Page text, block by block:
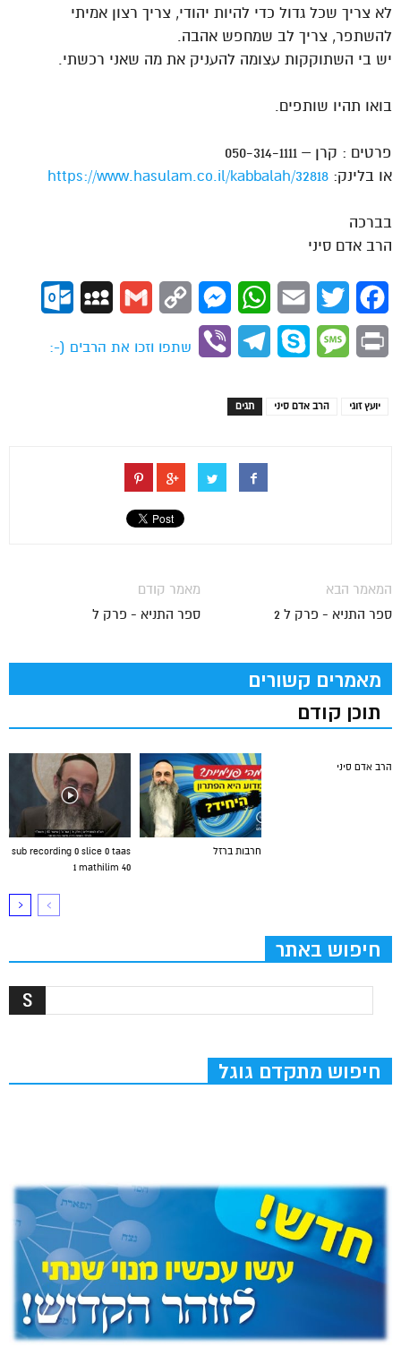
לא צריך שכל גדול כדי להיות יהודי, צריך רצון אמיתי
להשתפר, צריך לב שמחפש אהבה.
יש בי השתוקקות עצומה להעניק את מה שאני רכשתי.
בואו תהיו שותפים.
פרטים : קרן – 050-314-1111
או בלינק: https://www.hasulam.co.il/kabbalah/32818
בברכה
הרב אדם סיני
Facebook
Twitter
Email
WhatsApp
Messenger
Copy
Gmail
MySpace
Print
Message
Skype
Telegram
Viber
שתפו וזכו את הרבים (-:
תגים הרב אדם סיני יועץ זוגי
מאמר קודם
ספר התניא - פרק ל
המאמר הבא
ספר התניא - פרק ל 2
מאמרים קשורים
תוכן קודם
sub recording 0 slice 0 taas
1 mathilim 40
חרבות ברזל
הרב אדם סיני
חיפוש באתר
חיפוש מתקדם גוגל